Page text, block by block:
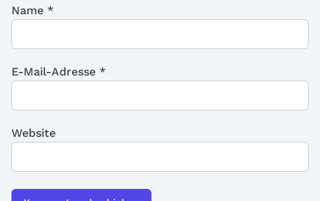
Name *
E-Mail-Adresse *
Website